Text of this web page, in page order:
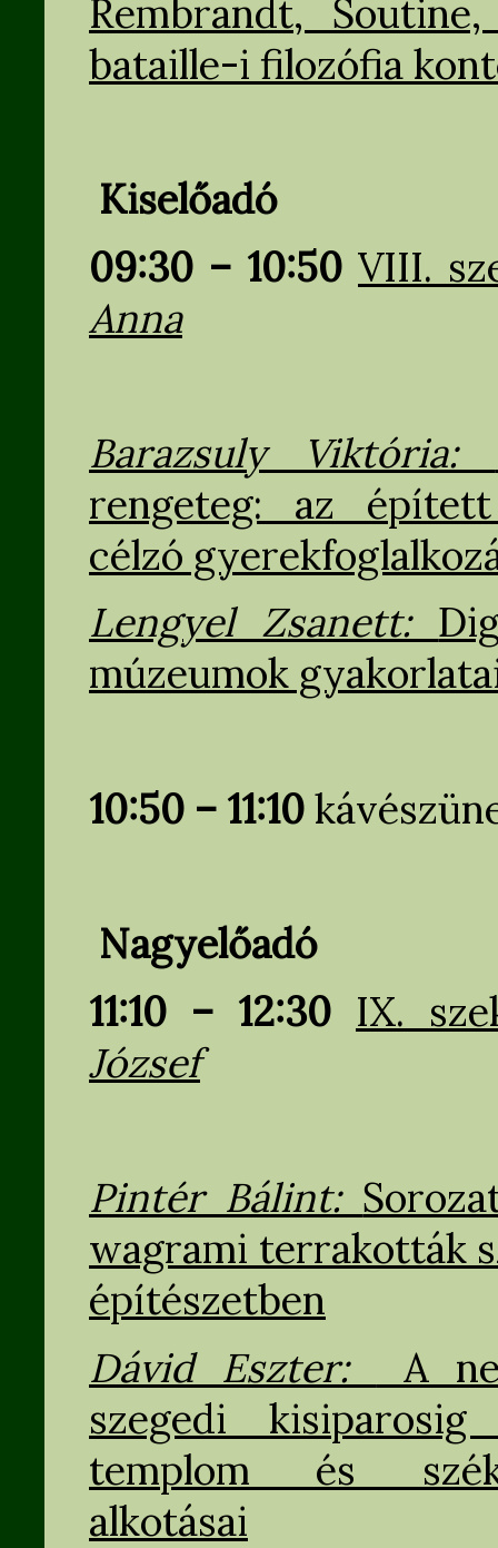
Rembrandt,
bataille-i filozófia
Kiselőadó
09:30 – 10:50 VIII.
Anna
Barazsuly Viktória:
rengeteg: az
célzó
Lengyel Zsanett:
múzeumok
10:50 – 11:10
Nagyelőadó
11:10 – 12:30 IX.
József
Pintér Bálint:
wagrami terrakották
építészetben
Dávid Eszter:
A
szegedi
templom és
alkotásai